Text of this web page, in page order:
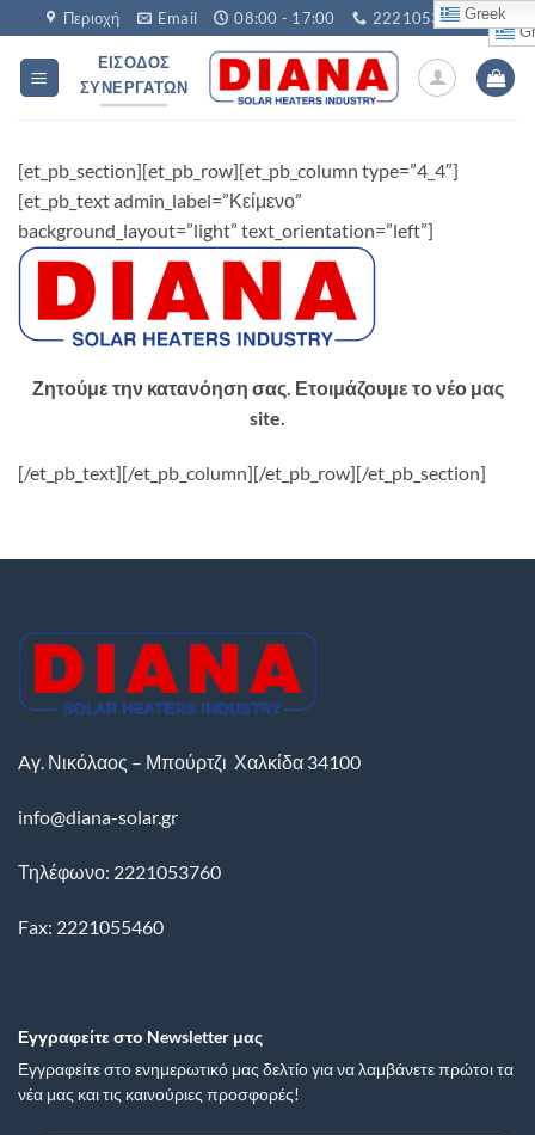
Μετάβαση
στο
περιεχόμενο
Περιοχή Email 08:00 - 17:00 2221053760
ΕΊΣΟΔΟΣ
ΣΥΝΕΡΓΑΤΏΝ
[et_pb_section][et_pb_row][et_pb_column type=”4_4″]
[et_pb_text admin_label=”Κείμενο”
background_layout=”light” text_orientation=”left”]
Ζητούμε την κατανόηση σας. Ετοιμάζουμε το νέο μας
site.
[/et_pb_text][/et_pb_column][/et_pb_row][/et_pb_section]
Aγ. Νικόλαος – Μπούρτζι Χαλκίδα 34100
info@diana-solar.gr
Τηλέφωνο: 2221053760
Fax: 2221055460
Εγγραφείτε στο Newsletter μας
Εγγραφείτε στο ενημερωτικό μας δελτίο για να λαμβάνετε πρώτοι τα
νέα μας και τις καινούριες προσφορές!
Greek